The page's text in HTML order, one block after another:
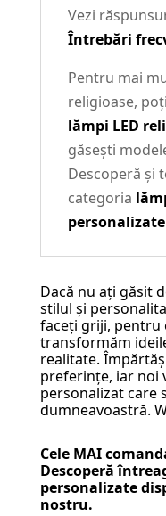
Vezi
Întrebări
Pentru mai
religioase,
lămpi LED
găsești
Descoperă și
categoria
personalizate
Dacă nu ați găsit
stilul și
faceți griji, pentru
transformăm
realitate.
preferințe, iar noi
personalizat care
dumneavoastră.
Cele MAI
Descoperă
personalizate
nostru.